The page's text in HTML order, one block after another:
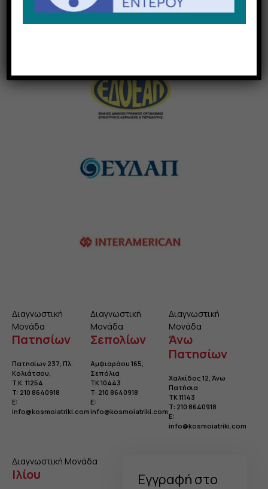
Διαγνωστική
Μονάδα
Πατησίων
Πατησίων 237, Πλ.
Κολιάτσου,
T.K. 11254
T: 210 8640918
E:
info@kosmoiatriki.com
Διαγνωστική
Μονάδα
Σεπολίων
Αμφιαράου 165,
Σεπόλια
TK 10443
Τ: 210 8640918
E:
info@kosmoiatriki.com
Διαγνωστική
Μονάδα
Άνω
Πατησίων
Χαλκίδος 12, Άνω
Πατήσια
TK 11143
Τ: 210 8640918
E:
info@kosmoiatriki.com
Διαγνωστική Μονάδα
Ιλίου Eγγραφή στo